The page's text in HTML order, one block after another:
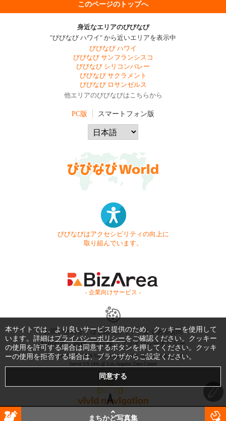
このページのトップへ
身近なエリアのびびなび
"びびなび ハワイ" から近いエリアを表示中
びびなび ハワイ
びびなび サンフランシスコ
びびなび シリコンバレー
びびなび サクラメント
びびなび ロサンゼルス
他エリアのびびなびはこちらから
PC版 スマートフォン版
びびなびはアクセシビリティの向上に
取り組んでいます。
- 企業向けサービス -
お問い合わせ はじめてガイド
よくある質問
利用規約
商標・著作権 プライバシーポリシー
Copyright © 1999-2026 Vivid Navigation, Inc. All Rights Reserved.
Server US (44) @ Los Angeles Data Center
まちかど写真集
本サイトでは、より良いサービス提供のため、クッキーを使用して
います。詳細はプライバシーポリシーをご確認ください。クッキー
の使用を許可する場合は同意するボタンを押してください。クッキ
ーの使用を拒否する場合は、ブラウザからご設定ください。